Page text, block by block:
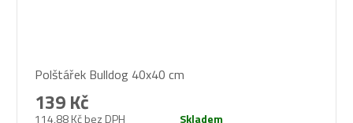
hodnocení
produktu
je
Polštářek Bulldog 40x40 cm
114,88 Kč bez DPH
139 Kč
Skladem